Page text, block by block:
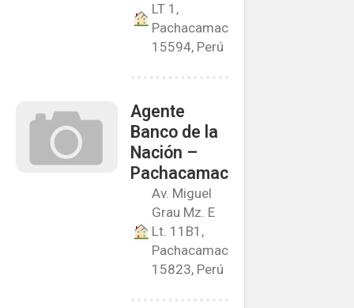
LT 1,
Pachacamac
15594, Perú
Agente
Banco de la
Nación –
Pachacamac
Av. Miguel
Grau Mz. E
Lt. 11B1,
Pachacamac
15823, Perú